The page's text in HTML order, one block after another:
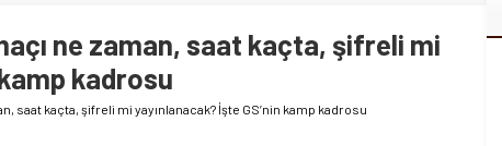
ne zaman, saat kaçta, şifreli mi
kadrosu
saat kaçta, şifreli mi yayınlanacak? İşte GS’nin kamp kadrosu